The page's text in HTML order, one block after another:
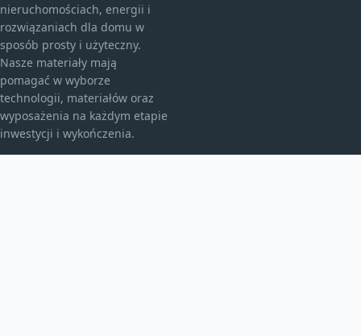
nieruchomościach, energii i
rozwiązaniach dla domu w
sposób prosty i użyteczny.
Nasze materiały mają
pomagać w wyborze
technologii, materiałów oraz
wyposażenia na każdym etapie
inwestycji i wykończenia.